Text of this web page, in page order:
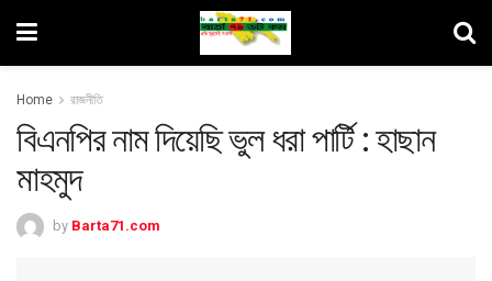
Home রাজনীতি
বিএনপির নাম দিয়েছি ভুল ধরা পার্টি : হাছান
মাহমুদ
by Barta71.com